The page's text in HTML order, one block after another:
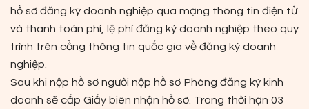
hồ sơ đăng ký doanh nghiệp qua mạng thông tin điện tử
và thanh toán phí, lệ phí đăng ký doanh nghiệp theo quy
trình trên cổng thông tin quốc gia về đăng ký doanh
nghiệp.
Sau khi nộp hồ sơ người nộp hồ sơ Phòng đăng ký kinh
doanh sẽ cấp Giấy biên nhận hồ sơ. Trong thời hạn 03